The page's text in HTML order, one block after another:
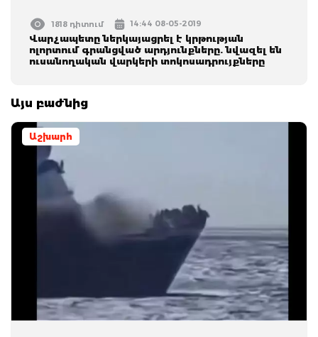
1818 դիտում 14:44 08-05-2019
Վարչապետը ներկայացրել է կրթության
ոլորտում գրանցված արդյունքները. նվազել են
ուսանողական վարկերի տոկոսադրույքները
Այս բաժնից
Աշխարհ